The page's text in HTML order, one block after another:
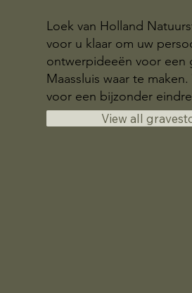
Loek van Holland
voor u klaar om uw
ontwerpideeën voor een
Maassluis waar te
voor een bijzonder
View all